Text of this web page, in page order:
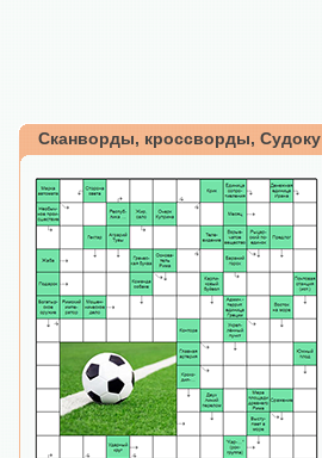
Сканворды, кроссворды, Судоку